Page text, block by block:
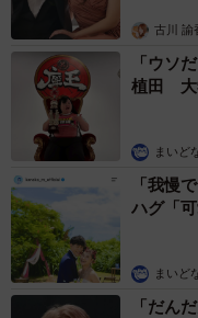
古川 諭
「ウソ
植田 大
まいど
「我慢
ハグ「
まいど
「だん